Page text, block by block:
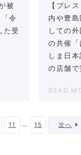
被
令
た受
【プレ
内や豊
しての
の共催「
しま日
の店舗で
READ
11 … 15 次へ